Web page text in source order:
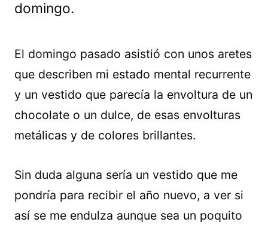
domingo.
El domingo pasado asistió con unos aretes
que describen mi estado mental recurrente
y un vestido que parecía la envoltura de un
chocolate o un dulce, de esas envolturas
metálicas y de colores brillantes.
Sin duda alguna sería un vestido que me
pondría para recibir el año nuevo, a ver si
así se me endulza aunque sea un poquito